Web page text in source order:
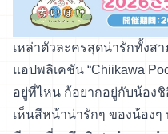
เหล่าตัวละครสุดน่ารักทั้งส
แอปพลิเคชัน “Chiikawa
อยู่ที่ไหน ก้อยากอยู่กับน้องชิ
เห็นสีหน้าน่ารักๆ ของน้องๆ